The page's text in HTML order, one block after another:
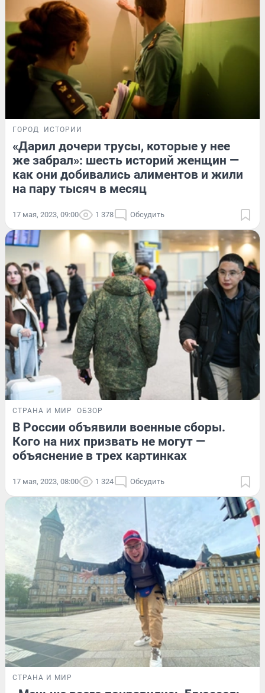
ГОРОД ИСТОРИИ
«Дарил дочери трусы, которые у нее
же забрал»: шесть историй женщин —
как они добивались алиментов и жили
на пару тысяч в месяц
17 мая, 2023, 09:00 1 378 Обсудить
СТРАНА И МИР ОБЗОР
В России объявили военные сборы.
Кого на них призвать не могут —
объяснение в трех картинках
17 мая, 2023, 08:00 1 324 Обсудить
СТРАНА И МИР